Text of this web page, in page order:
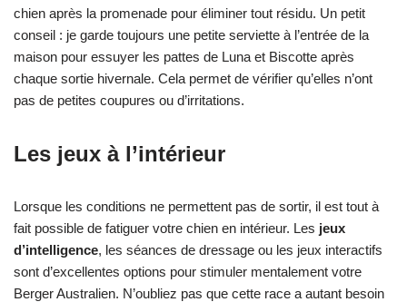
chien après la promenade pour éliminer tout résidu. Un petit
conseil : je garde toujours une petite serviette à l’entrée de la
maison pour essuyer les pattes de Luna et Biscotte après
chaque sortie hivernale. Cela permet de vérifier qu’elles n’ont
pas de petites coupures ou d’irritations.
Les jeux à l’intérieur
Lorsque les conditions ne permettent pas de sortir, il est tout à
fait possible de fatiguer votre chien en intérieur. Les jeux
d’intelligence, les séances de dressage ou les jeux interactifs
sont d’excellentes options pour stimuler mentalement votre
Berger Australien. N’oubliez pas que cette race a autant besoin